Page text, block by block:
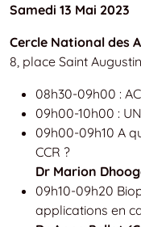
Samedi 13 Mai 2023
Cercle National des
8, place Saint
08h30-09h00 :
09h00-10h00 :
09h00-09h10 A
CCR ?
Dr Marion
09h10-09h20
applications en